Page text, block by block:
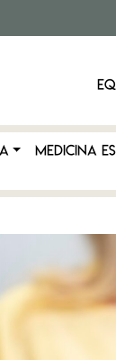
MEDICINA